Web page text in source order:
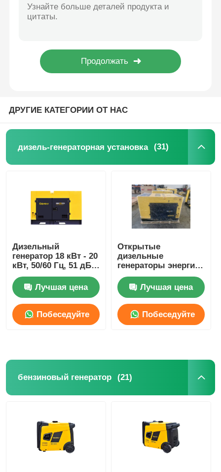
бензиновый генератор
Промышленная генераторная установка
Цифровая генераторная установка
Генератор открытых кадров
звукоизоляционный набор генератора
домашний генератор пользы
Набор генератора сени
двигатель дизеля генератора
ДРУГИЕ КАТЕГОРИИ ОТ НАС
дизель-генераторная установка (31)
Дизельный
генератор 18 кВт - 20
кВт, 50/60 Гц, 51 дБ,
сверхтихий
генератор RDE25SS3
Лучшая цена
Побеседуйте
Открытые
дизельные
генераторы энергии
без звука Dg Set 68L
Промышленный
дизельный
генератор без звука
Лучшая цена
Побеседуйте
бензиновый генератор (21)